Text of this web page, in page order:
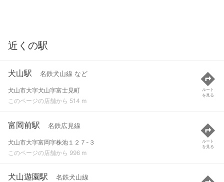
近くの駅
犬山駅 名鉄犬山線 など
犬山市大字犬山字富士見町
このページの店舗から 514 m
ルート
を見る
富岡前駅 名鉄広見線
犬山市大字富岡字株池１２７-３
このページの店舗から 996 m
ルート
を見る
犬山遊園駅 名鉄犬山線